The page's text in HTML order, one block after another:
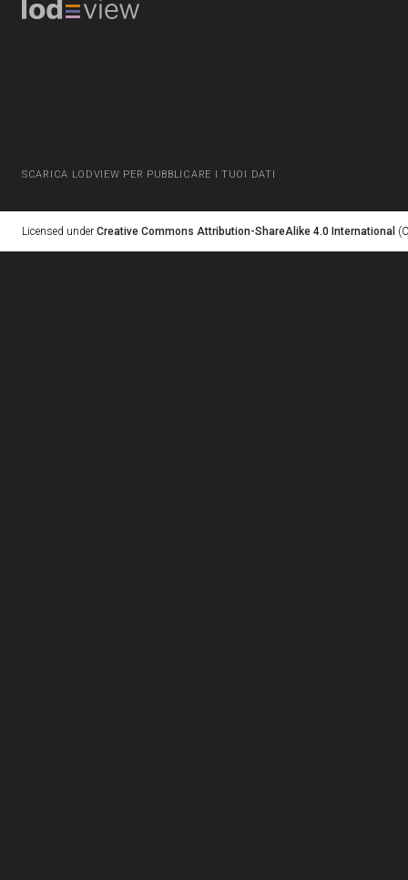
SCARICA LODVIEW PER PUBBLICARE I TUOI DATI
Licensed under Creative Commons Attribution-ShareAlike 4.0 International